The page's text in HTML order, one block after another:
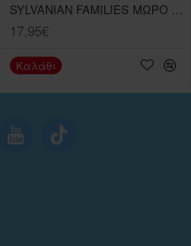
SYLVANIAN FAMILIES ΜΩΡΟ HEDGEHOG ΜΕ ΚΡΥΨΩΝΑ
17,95€
Καλάθι